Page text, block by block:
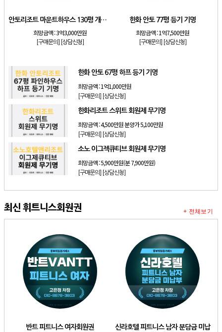
안토리조트 마운트하우스 130평 개인 기명
희망금액 :3억3,000만원
[구매문의] [상담신청]
한화 안토 77평 등기 기명
희망금액 :1억7,500만원
[구매문의] [상담신청]
한화 안토 67평 하프 등기 기명
희망금액 :1억1,000만원
[구매문의] [상담신청]
한화리조트 스위트 회원제 무기명
희망금액 :4,500만원 분양가 5,100만원
[구매문의] [상담신청]
소노 이그젝큐티브 회원제 무기명
희망금액 :5,900만원(분 7,900만원)
[구매문의] [상담신청]
최신 휘트니스회원권
반트 피트니스 여자회원권 신라호텔 피트니스 남자 분담금 미납
+ 전체보기